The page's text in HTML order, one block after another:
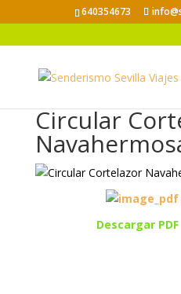
640354673
Circular
Descargar PDF